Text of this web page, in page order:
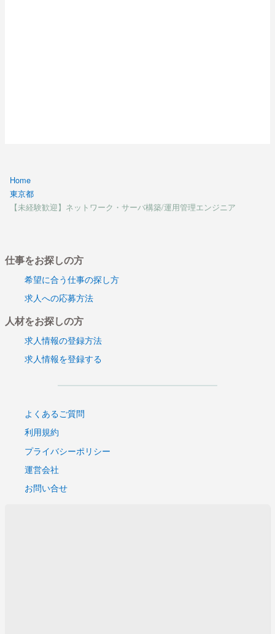
Home
東京都
【未経験歓迎】ネットワーク・サーバ構築/運用管理エンジニア
仕事をお探しの方
希望に合う仕事の探し方
求人への応募方法
人材をお探しの方
求人情報の登録方法
求人情報を登録する
よくあるご質問
利用規約
プライバシーポリシー
運営会社
お問い合せ